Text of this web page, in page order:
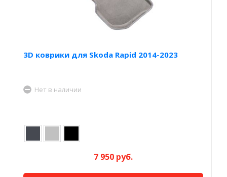
3D коврики для Skoda Rapid 2014-2023
Нет в наличии
7 950 руб.